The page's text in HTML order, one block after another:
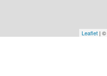
Leaflet | ©